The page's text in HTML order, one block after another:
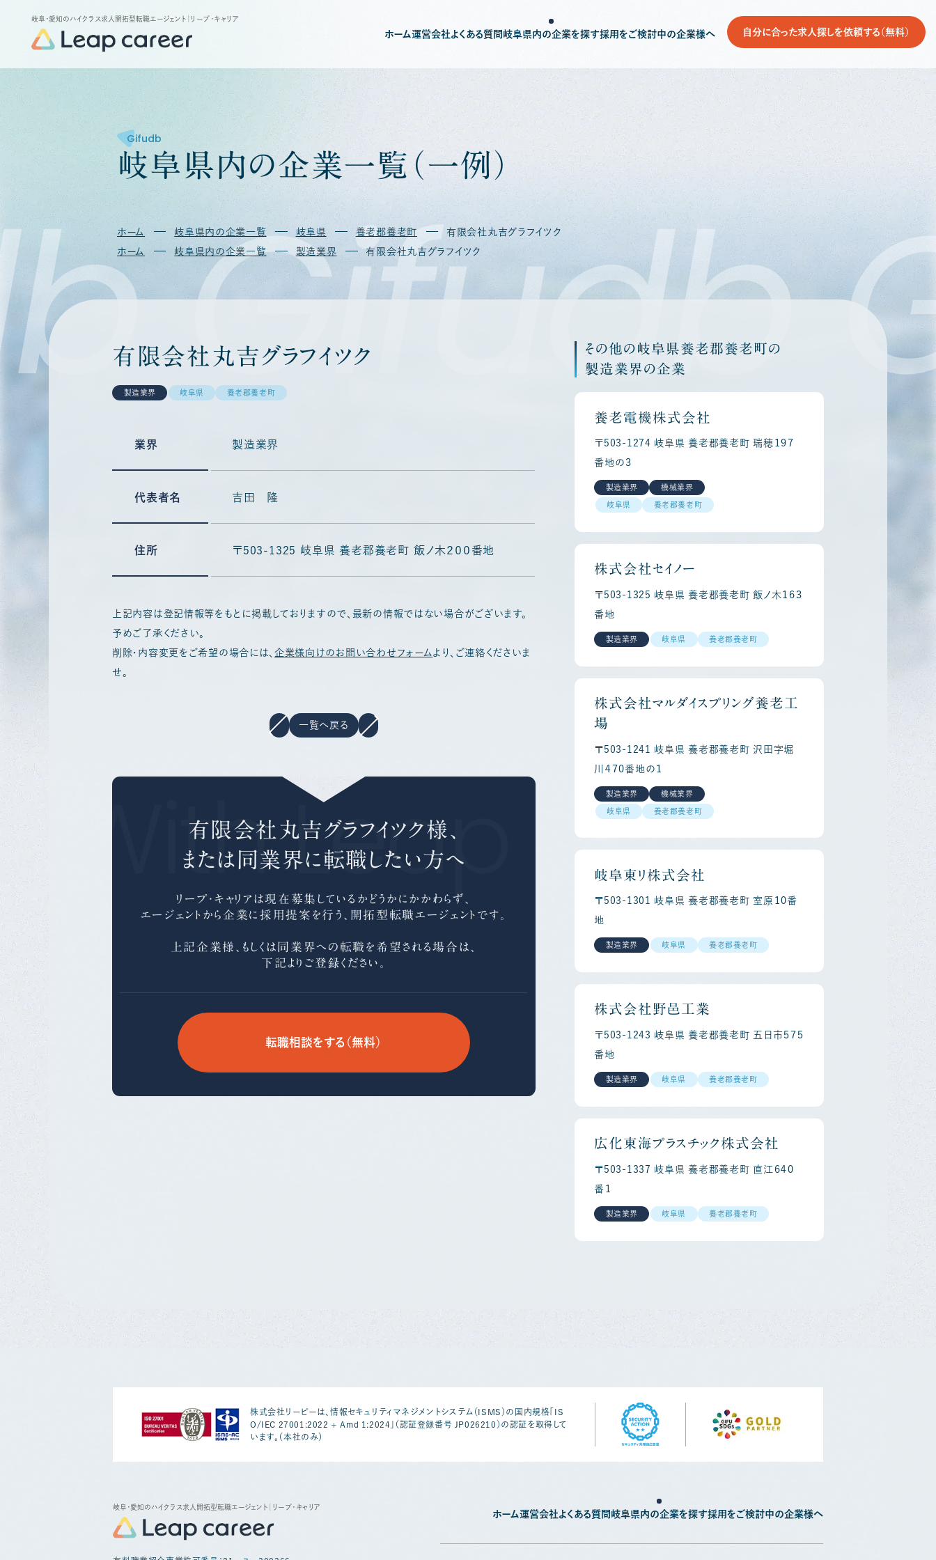
岐阜・愛知のハイクラス求人開拓型転職エージェント ｜リープ・キャリア
ホーム運営会社よくある質問 岐阜県内の企業を探す採用をご検討中の企業様へ 自分に合った求人探しを依頼する（無料）
Gifudb
岐阜 県内の企業一覧 （ 一例 ）
ホーム 岐阜県内の企業一覧 岐阜県 養老郡養老町
有限会社丸吉グラフイツク
ホーム
岐阜県内の企業一覧 製造業界 有限会社丸吉グラフイツク
Gifudb
有限会社丸吉グラフイツク
製造業界 岐阜県 養老郡養老町
業界 製造業界
代表者名 吉田 隆
住所 〒503-1325 岐阜県 養老郡養老町 飯ノ木２００番地
上記内容は登記情報等をもとに掲載しておりますので、最新の情報ではない場合がございます。
予めご了承ください。
削除・内容変更をご希望の場合には、企業様向けのお問い合わせフォーム より、ご連絡くださいま
せ。
一覧へ戻る
With Leap Career
有限会社丸吉グラフイツク様、
または同業界に転職したい方へ
リープ・キャリアは現在募集しているかどうかにかかわらず、
エージェントから企業に採用提案を行う、
開拓型転職エージェントです。
上記企業様、もしくは同業界への 転職を希望される場合は、
下記よりご登録ください。
転職相談をする（無料）
その他の岐阜県養老郡養老町の
製造業界の企業
養老電機株式会社
〒503-1274 岐阜県 養老郡養老町 瑞穂１９７
番地の３
製造業界 機械業界
岐阜県 養老郡養老町
株式会社セイノー
〒503-1325 岐阜県 養老郡養老町 飯ノ木１６３
番地
製造業界 岐阜県 養老郡養老町
株式会社マルダイスプリング養老工
場
〒503-1241 岐阜県 養老郡養老町 沢田字堀
川４７０番地の１
製造業界 機械業界
岐阜県 養老郡養老町
岐阜東リ株式会社
〒503-1301 岐阜県 養老郡養老町 室原１０番
地
製造業界 岐阜県 養老郡養老町
株式会社野邑工業
〒503-1243 岐阜県 養老郡養老町 五日市５７５
番地
製造業界 岐阜県 養老郡養老町
広化東海プラスチック株式会社
〒503-1337 岐阜県 養老郡養老町 直江６４０
番１
製造業界 岐阜県 養老郡養老町
株式会社リーピーは、情報セキュリティマネジメントシステム（ISMS）の国内規格「IS
O/IEC 27001:2022 + Amd 1:2024」（認証登録番号 JP026210）の認証を取得して
います。（本社のみ）
岐阜・愛知のハイクラス求人開拓型転職エージェント ｜リープ・キャリア
ホーム運営会社よくある質問 岐阜県内の企業を探す採用をご検討中の企業様へ